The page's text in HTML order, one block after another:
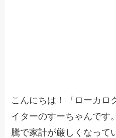
こんにちは！『ローカロ
イターのすーちゃんです
騰で家計が厳しくなって